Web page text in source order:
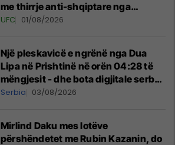
me thirrje anti-shqiptare nga
tribunat
UFC 01/08/2026
Një pleskavicë e ngrënë nga Dua
Lipa në Prishtinë në orën 04:28 të
mëngjesit - dhe bota digjitale serbe
shpall gjendjen e luftës
Serbia 03/08/2026
Mirlind Daku mes lotëve
përshëndetet me Rubin Kazanin, do